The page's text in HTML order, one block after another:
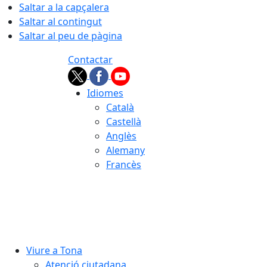
Saltar a la capçalera
Saltar al contingut
Saltar al peu de pàgina
Contactar
Idiomes
Català
Castellà
Anglès
Alemany
Francès
Viure a Tona